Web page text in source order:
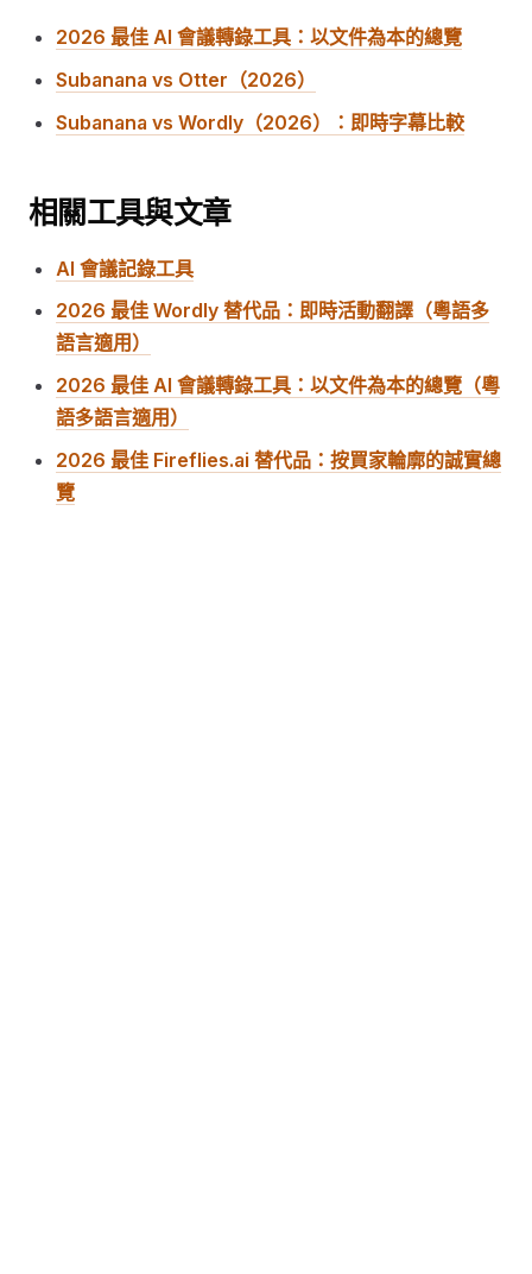
2026 最佳 AI 會議轉錄工具：以文件為本的總覽
Subanana vs Otter（2026）
Subanana vs Wordly（2026）：即時字幕比較
相關工具與文章
AI 會議記錄工具
2026 最佳 Wordly 替代品：即時活動翻譯（粵語多
語言適用）
2026 最佳 AI 會議轉錄工具：以文件為本的總覽（粵
語多語言適用）
2026 最佳 Fireflies.ai 替代品：按買家輪廓的誠實總
覽